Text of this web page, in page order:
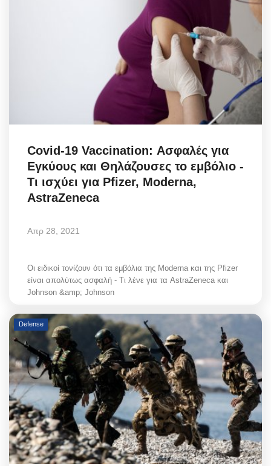
Covid-19 Vaccination: Ασφαλές για
Εγκύους και Θηλάζουσες το εμβόλιο -
Τι ισχύει για Pfizer, Moderna,
AstraZeneca
Απρ 28, 2021
Οι ειδικοί τονίζουν ότι τα εμβόλια της Moderna και της Pfizer
είναι απολύτως ασφαλή - Τι λένε για τα AstraZeneca και
Johnson &amp; Johnson
Defense